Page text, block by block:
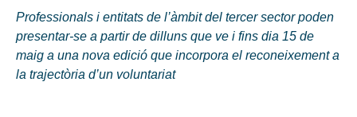
Professionals i entitats de l’àmbit del tercer sector poden
presentar-se a partir de dilluns que ve i fins dia 15 de
maig a una nova edició que incorpora el reconeixement a
la trajectòria d’un voluntariat